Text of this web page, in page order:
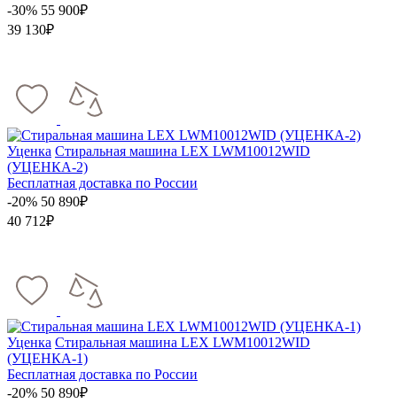
-30% 55 900₽
39 130₽
Уценка Стиральная машина LEX LWM10012WID
(УЦЕНКА-2)
Бесплатная доставка по России
-20% 50 890₽
40 712₽
Уценка Стиральная машина LEX LWM10012WID
(УЦЕНКА-1)
Бесплатная доставка по России
-20% 50 890₽